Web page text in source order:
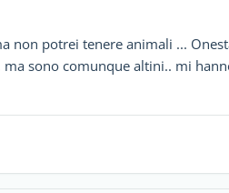
non potrei tenere animali ...
sono comunque altini.. mi